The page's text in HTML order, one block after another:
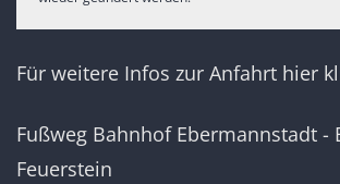
Für weitere Infos zur Anfahrt hier
Fußweg Bahnhof Ebermannstadt -
Feuerstein